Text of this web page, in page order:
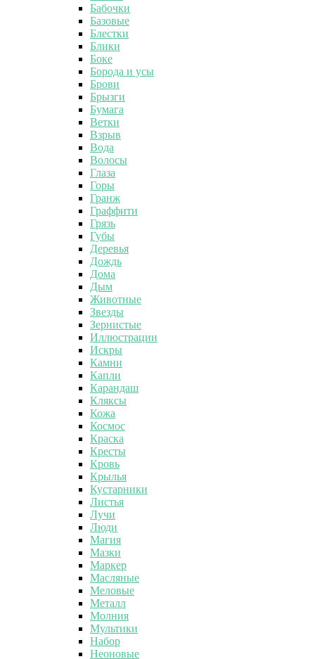
Бабочки
Базовые
Блестки
Блики
Боке
Борода и усы
Брови
Брызги
Бумага
Ветки
Взрыв
Вода
Волосы
Глаза
Горы
Гранж
Граффити
Грязь
Губы
Деревья
Дождь
Дома
Дым
Животные
Звезды
Зернистые
Иллюстрации
Искры
Камни
Капли
Карандаш
Кляксы
Кожа
Космос
Краска
Кресты
Кровь
Крылья
Кустарники
Листья
Лучи
Люди
Магия
Мазки
Маркер
Масляные
Меловые
Металл
Молния
Мультики
Набор
Неоновые